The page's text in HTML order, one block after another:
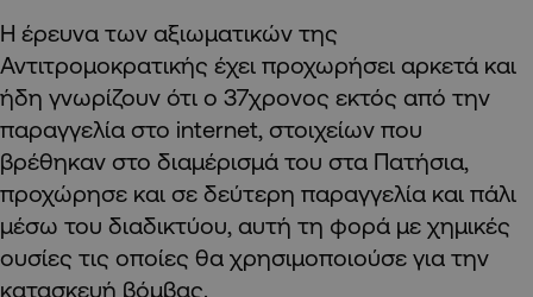
Η έρευνα των αξιωματικών της
Αντιτρομοκρατικής έχει προχωρήσει αρκετά και
ήδη γνωρίζουν ότι ο 37χρονος εκτός από την
παραγγελία στο internet, στοιχείων που
βρέθηκαν στο διαμέρισμά του στα Πατήσια,
προχώρησε και σε δεύτερη παραγγελία και πάλι
μέσω του διαδικτύου, αυτή τη φορά με χημικές
ουσίες τις οποίες θα χρησιμοποιούσε για την
κατασκευή βόμβας.